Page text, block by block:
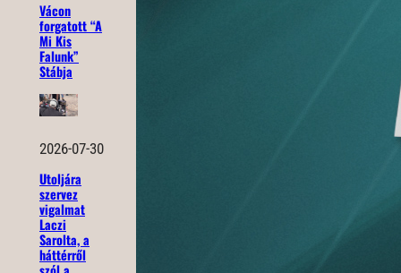
Vácon
forgatott “A
Mi Kis
Falunk”
Stábja
2026-07-30
Utoljára
szervez
vigalmat
Laczi
Sarolta, a
háttérről